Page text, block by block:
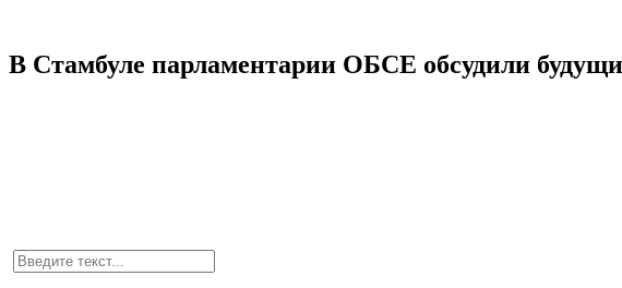
В Стамбуле парламентарии ОБСЕ обсудили